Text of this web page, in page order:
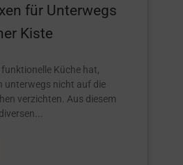
für Unterwegs
Kiste
funktionelle Küche hat,
unterwegs nicht auf die
verzichten. Aus diesem